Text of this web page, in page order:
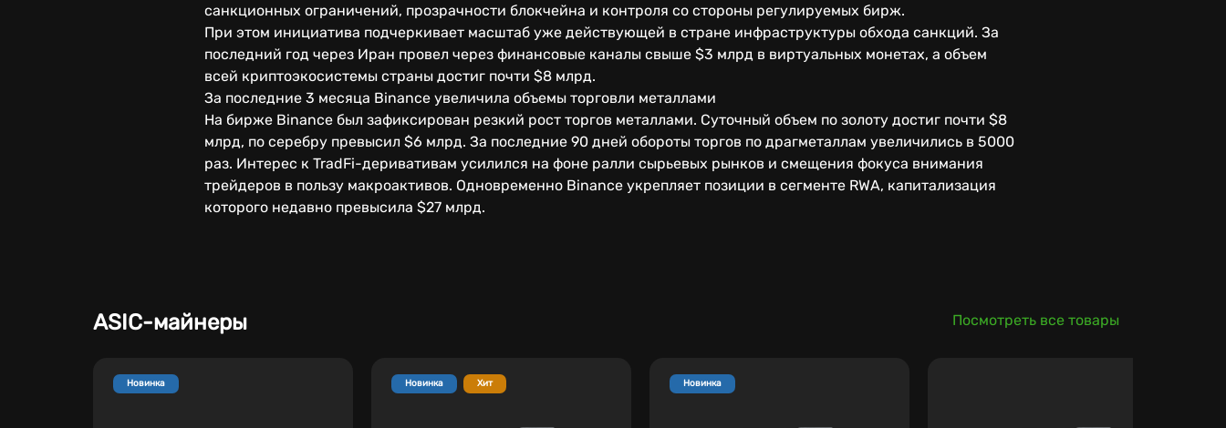
санкционных ограничений, прозрачности блокчейна и контроля со стороны регулируемых бирж.
При этом инициатива подчеркивает масштаб уже действующей в стране инфраструктуры обхода санкций. За
последний год через Иран провел через финансовые каналы свыше $3 млрд в виртуальных монетах, а объем
всей криптоэкосистемы страны достиг почти $8 млрд.
За последние 3 месяца Binance увеличила объемы торговли металлами
На бирже Binance был зафиксирован резкий рост торгов металлами. Суточный объем по золоту достиг почти $8
млрд, по серебру превысил $6 млрд. За последние 90 дней обороты торгов по драгметаллам увеличились в 5000
раз. Интерес к TradFi-деривативам усилился на фоне ралли сырьевых рынков и смещения фокуса внимания
трейдеров в пользу макроактивов. Одновременно Binance укрепляет позиции в сегменте RWA, капитализация
которого недавно превысила $27 млрд.
ASIC-майнеры Посмотреть все товары
Новинка Новинка Хит Новинка